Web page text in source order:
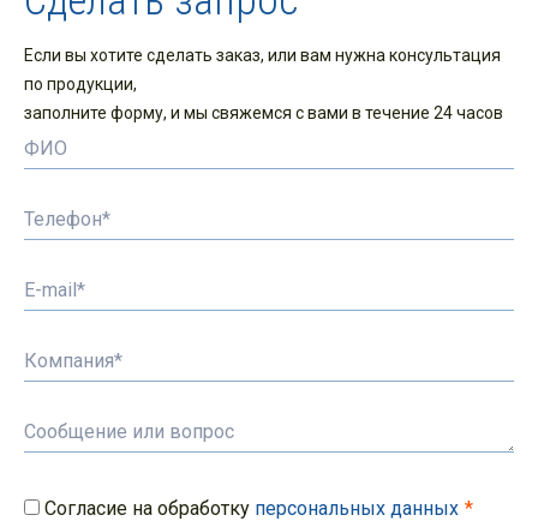
Если вы хотите сделать заказ, или вам нужна консультация
по продукции,
заполните форму, и мы свяжемся с вами в течение 24 часов
Согласие на обработку персональных данных